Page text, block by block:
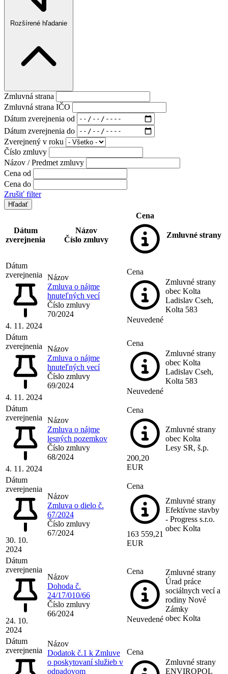
Rozšírené hľadanie
Zmluvná strana
Zmluvná strana IČO
Dátum zverejnenia od
Dátum zverejnenia do
Zverejnený v roku
Číslo zmluvy
Názov / Predmet zmluvy
Cena od
Cena do
Zrušiť filter
Dátum
zverejnenia
Názov
Číslo zmluvy
Cena
Zmluvné strany
Dátum
zverejnenia
4. 11. 2024
Názov
Zmluva o nájme
hnuteľných vecí
Číslo zmluvy
70/2024
Cena
Neuvedené
Zmluvné strany
obec Kolta
Ladislav Cseh,
Kolta 583
Dátum
zverejnenia
4. 11. 2024
Názov
Zmluva o nájme
hnuteľných vecí
Číslo zmluvy
69/2024
Cena
Neuvedené
Zmluvné strany
obec Kolta
Ladislav Cseh,
Kolta 583
Dátum
zverejnenia
4. 11. 2024
Názov
Zmluva o nájme
lesných pozemkov
Číslo zmluvy
68/2024
Cena
200,20
EUR
Zmluvné strany
obec Kolta
Lesy SR, š.p.
Dátum
zverejnenia
30. 10.
2024
Názov
Zmluva o dielo č.
67/2024
Číslo zmluvy
67/2024
Cena
163 559,21
EUR
Zmluvné strany
Efektívne stavby
- Progress s.r.o.
obec Kolta
Dátum
zverejnenia
24. 10.
2024
Názov
Dohoda č.
24/17/010/66
Číslo zmluvy
66/2024
Cena
Neuvedené
Zmluvné strany
Úrad práce
sociálnych vecí a
rodiny Nové
Zámky
obec Kolta
Dátum
zverejnenia
Názov
Dodatok č.1 k Zmluve
o poskytovaní služieb v
odpadovom
Cena
Zmluvné strany
ENVIROPOL